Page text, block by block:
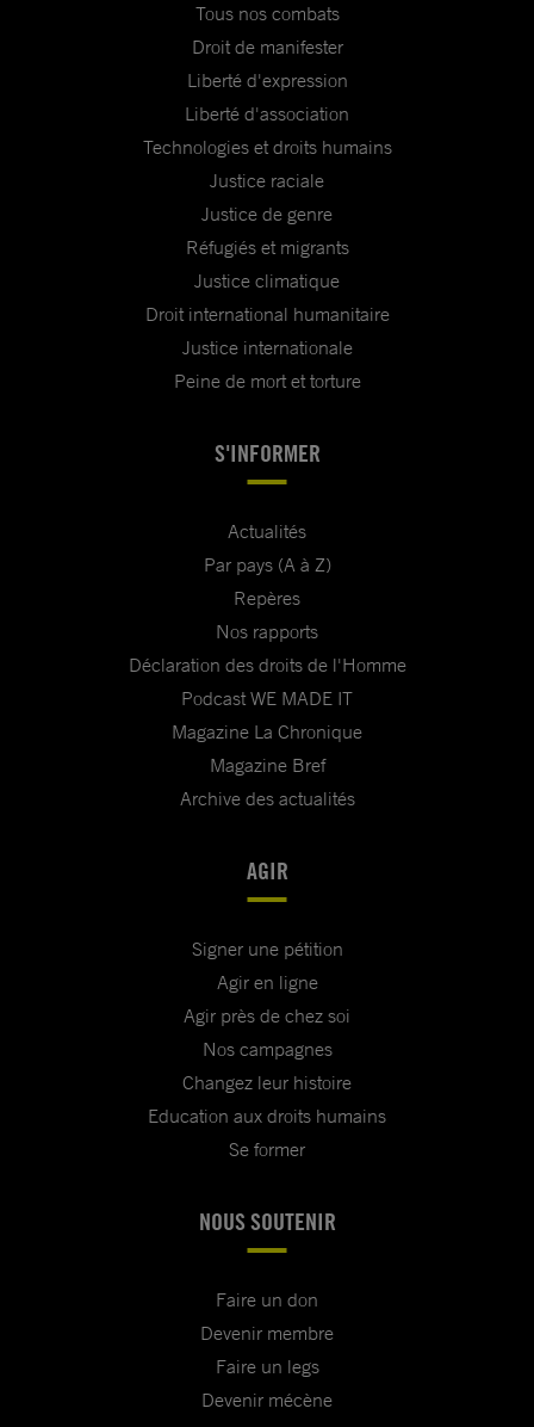
Tous nos combats
Droit de manifester
Liberté d'expression
Liberté d'association
Technologies et droits humains
Justice raciale
Justice de genre
Réfugiés et migrants
Justice climatique
Droit international humanitaire
Justice internationale
Peine de mort et torture
S'INFORMER
Actualités
Par pays (A à Z)
Repères
Nos rapports
Déclaration des droits de l'Homme
Podcast WE MADE IT
Magazine La Chronique
Magazine Bref
Archive des actualités
AGIR
Signer une pétition
Agir en ligne
Agir près de chez soi
Nos campagnes
Changez leur histoire
Education aux droits humains
Se former
NOUS SOUTENIR
Faire un don
Devenir membre
Faire un legs
Devenir mécène